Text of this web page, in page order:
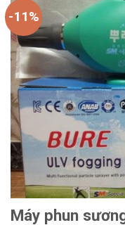
-11%
Máy phun